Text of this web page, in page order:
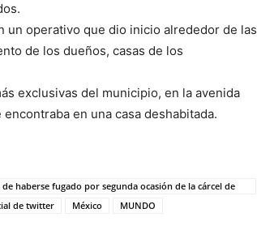
un operativo que dio inicio alrededor de las
de los dueños, casas de los
exclusivas del municipio, en la avenida
en una casa deshabitada.
haberse fugado por segunda ocasión de la cárcel de
de twitter México
MUNDO